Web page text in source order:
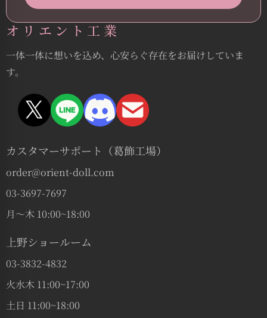
オリエント工業
一体一体に想いを込め、心安らぐ存在をお届けしていま
す。
カスタマーサポート（葛飾工場）
order@orient-doll.com
03-3697-7697
月〜木 10:00~18:00
上野ショールーム
03-3832-4832
火水木 11:00~17:00
土日 11:00~18:00